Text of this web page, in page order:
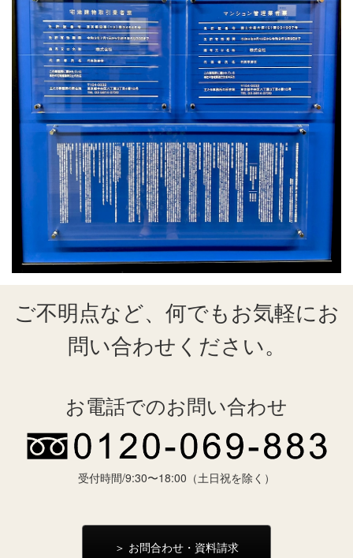
ご不明点など、何でもお気軽にお
問い合わせください。
お電話でのお問い合わせ
受付時間/9:30〜18:00（土日祝を除く）
＞ お問合わせ・資料請求